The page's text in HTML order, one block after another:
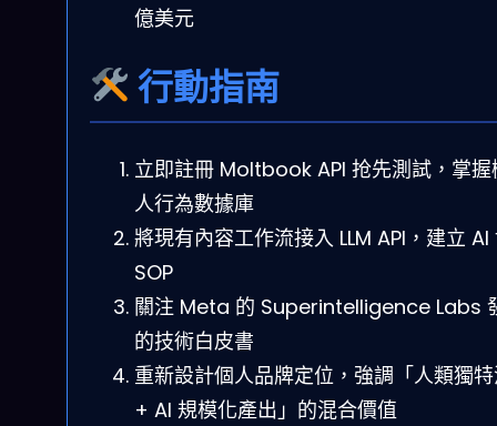
億美元
行動指南
立即註冊 Moltbook API 抢先測試，掌握
人行為數據庫
將現有內容工作流接入 LLM API，建立 AI
SOP
關注 Meta 的 Superintelligence Labs
的技術白皮書
重新設計個人品牌定位，強調「人類獨
+ AI 規模化產出」的混合價值